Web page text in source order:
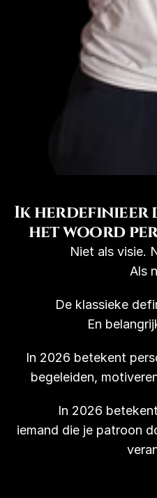
Ik herdefinieer
het woord
Niet als visie.
Als
De klassieke
En
In 2026 betekent
begeleiden,
In 2026
iemand die je patroon